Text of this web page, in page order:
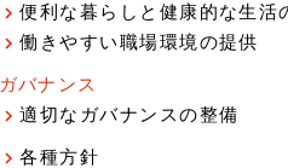
便利な暮らしと健康的な生活
働きやすい職場環境の提供
ガバナンス
適切なガバナンスの整備
各種方針